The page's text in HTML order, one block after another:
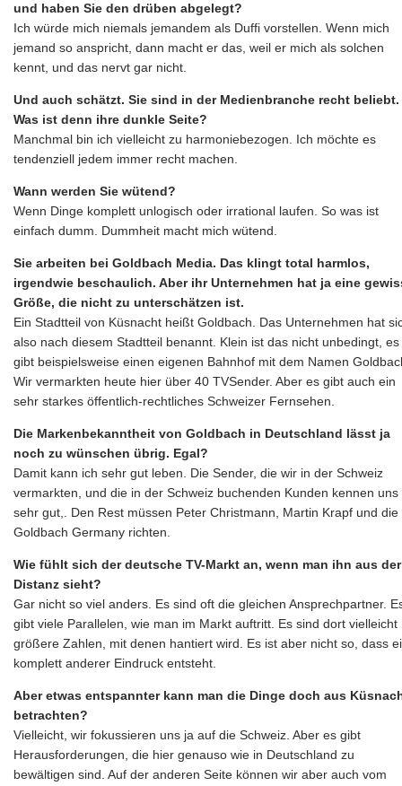
und haben Sie den drüben abgelegt?
Ich würde mich niemals jemandem als Duffi vorstellen. Wenn mich
jemand so anspricht, dann macht er das, weil er mich als solchen
kennt, und das nervt gar nicht.
Und auch schätzt. Sie sind in der Medienbranche recht beliebt.
Was ist denn ihre dunkle Seite?
Manchmal bin ich vielleicht zu harmoniebezogen. Ich möchte es
tendenziell jedem immer recht machen.
Wann werden Sie wütend?
Wenn Dinge komplett unlogisch oder irrational laufen. So was ist
einfach dumm. Dummheit macht mich wütend.
Sie arbeiten bei Goldbach Media. Das klingt total harmlos,
irgendwie beschaulich. Aber ihr Unternehmen hat ja eine
Größe, die nicht zu unterschätzen ist.
Ein Stadtteil von Küsnacht heißt Goldbach. Das Unternehmen hat
also nach diesem Stadtteil benannt. Klein ist das nicht unbedingt, es
gibt beispielsweise einen eigenen Bahnhof mit dem Namen
Wir vermarkten heute hier über 40 TVSender. Aber es gibt auch ein
sehr starkes öffentlich-rechtliches Schweizer Fernsehen.
Die Markenbekanntheit von Goldbach in Deutschland lässt ja
noch zu wünschen übrig. Egal?
Damit kann ich sehr gut leben. Die Sender, die wir in der Schweiz
vermarkten, und die in der Schweiz buchenden Kunden kennen uns
sehr gut,. Den Rest müssen Peter Christmann, Martin Krapf und die
Goldbach Germany richten.
Wie fühlt sich der deutsche TV-Markt an, wenn man ihn aus der
Distanz sieht?
Gar nicht so viel anders. Es sind oft die gleichen Ansprechpartner.
gibt viele Parallelen, wie man im Markt auftritt. Es sind dort vielleicht
größere Zahlen, mit denen hantiert wird. Es ist aber nicht so, dass
komplett anderer Eindruck entsteht.
Aber etwas entspannter kann man die Dinge doch aus
betrachten?
Vielleicht, wir fokussieren uns ja auf die Schweiz. Aber es gibt
Herausforderungen, die hier genauso wie in Deutschland zu
bewältigen sind. Auf der anderen Seite können wir aber auch vom